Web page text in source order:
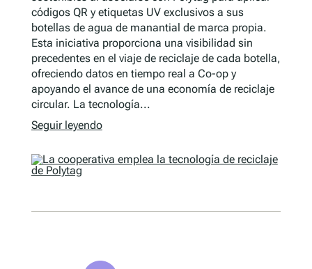
códigos QR y etiquetas UV exclusivos a sus
botellas de agua de manantial de marca propia.
Esta iniciativa proporciona una visibilidad sin
precedentes en el viaje de reciclaje de cada botella,
ofreciendo datos en tiempo real a Co-op y
apoyando el avance de una economía de reciclaje
circular. La tecnología...
Seguir leyendo